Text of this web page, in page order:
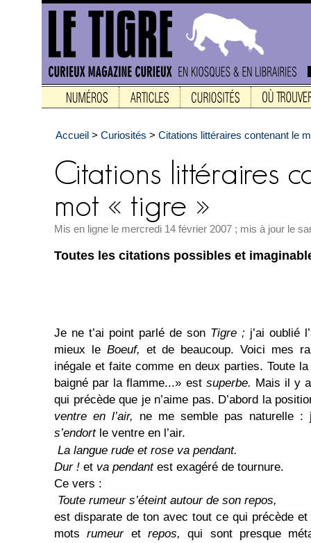
Accueil > Curiosités > Citations littéraires contenant le
Mis en ligne le mercredi 14 février 2007 ; mis à jour le
Toutes les citations possibles et
Je ne t’ai point parlé de son Tigre ; j’ai oublié
mieux le Boeuf, et de beaucoup. Voici mes
inégale et faite comme en deux parties. Toute
baigné par la flamme...» est superbe. Mais il y
qui précède que je n’aime pas. D’abord la
ventre en l’air, ne me semble pas naturelle :
s’endort le ventre en l’air.
La langue rude et rose va pendant.
Dur ! et va pendant est exagéré de tournure.
Ce vers :
Toute rumeur s’éteint autour de son repos,
est disparate de ton avec tout ce qui précède
motsrumeur et repos,qui sont presque